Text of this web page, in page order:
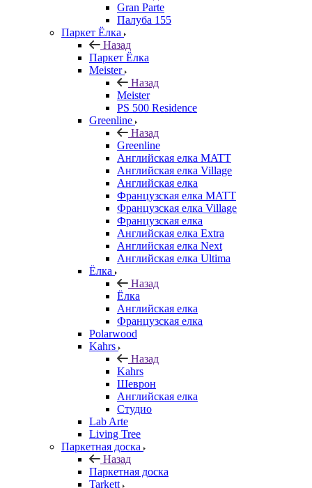
Gran Parte
Палуба 155
Паркет Ёлка
Назад
Паркет Ёлка
Meister
Назад
Meister
PS 500 Residence
Greenline
Назад
Greenline
Английская елка MATT
Английская елка Village
Английская елка
Французская елка MATT
Французская елка Village
Французская елка
Английская елка Extra
Английская елка Next
Английская елка Ultima
Ёлка
Назад
Ёлка
Английская елка
Французская елка
Polarwood
Kahrs
Назад
Kahrs
Шеврон
Английская елка
Студио
Lab Arte
Living Tree
Паркетная доска
Назад
Паркетная доска
Tarkett